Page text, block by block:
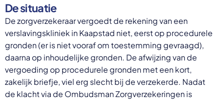
Overheid moet proactief
ondersteuning bieden bij schulden, niet
straffen
Schrap de opslag op de zorgpremie voor mensen die
English
Deutsch
Polski
Romana
български
Українська
русский
Espanol
Francais
De situatie
De zorgverzekeraar vergoedt de rekening van een
verslavingskliniek in Kaapstad niet, eerst op procedurele
gronden (er is niet vooraf om toestemming gevraagd),
daarna op inhoudelijke gronden. De afwijzing van de
vergoeding op procedurele gronden met een kort,
zakelijk briefje, viel erg slecht bij de verzekerde. Nadat
de klacht via de Ombudsman Zorgverzekeringen is